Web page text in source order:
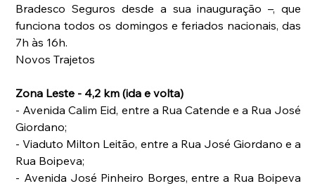
Bradesco Seguros desde a sua inauguração –, que
funciona todos os domingos e feriados nacionais, das
7h às 16h.
Novos Trajetos
Zona Leste - 4,2 km (ida e volta)
- Avenida Calim Eid, entre a Rua Catende e a Rua José
Giordano;
- Viaduto Milton Leitão, entre a Rua José Giordano e a
Rua Boipeva;
- Avenida José Pinheiro Borges, entre a Rua Boipeva